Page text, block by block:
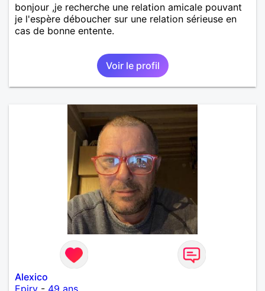
bonjour ,je recherche une relation amicale pouvant
je l'espère déboucher sur une relation sérieuse en
cas de bonne entente.
Voir le profil
Alexico
Epiry - 49 ans